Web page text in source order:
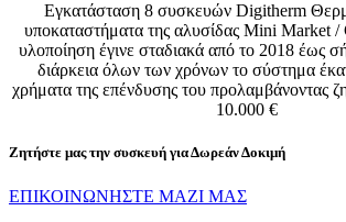
Εγκατάσταση 8 συσκευών Digitherm
υποκαταστήματα της αλυσίδας Mini Market /
υλοποίηση έγινε σταδιακά από το 2018 έως
διάρκεια όλων των χρόνων το σύστημα
χρήματα της επένδυσης του προλαμβάνοντας
10.000 €
Ζητήστε μας την συσκευή γιαΔωρεάν Δοκιμή
ΕΠΙΚΟΙΝΩΝΗΣΤΕ ΜΑΖΙ ΜΑΣ